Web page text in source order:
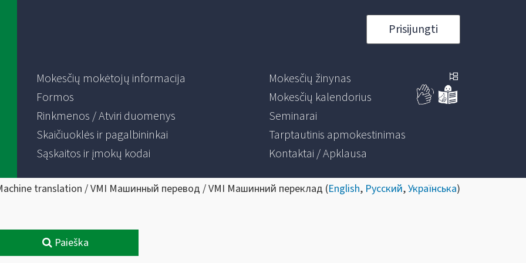
Prisijungti
Mokesčių mokėtojų informacija
Formos
Rinkmenos / Atviri duomenys
Skaičiuoklės ir pagalbininkai
Sąskaitos ir įmokų kodai
Mokesčių žinynas
Mokesčių kalendorius
Seminarai
Tarptautinis apmokestinimas
Kontaktai / Apklausa
translation / VMI Машинный перевод / VMI Машинний переклад (English, Русский,Українська)
Paieška